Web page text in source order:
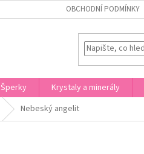
OBCHODNÍ PODMÍNKY
Šperky Krystaly a minerály
Nebeský angelit